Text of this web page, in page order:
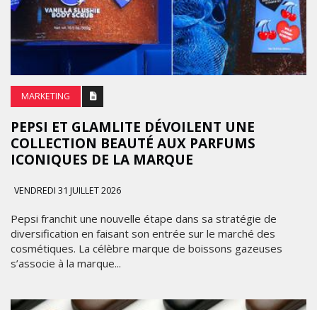
MARKETING
PEPSI ET GLAMLITE DÉVOILENT UNE
COLLECTION BEAUTÉ AUX PARFUMS
ICONIQUES DE LA MARQUE
VENDREDI 31 JUILLET 2026
Pepsi franchit une nouvelle étape dans sa stratégie de
diversification en faisant son entrée sur le marché des
cosmétiques. La célèbre marque de boissons gazeuses
s’associe à la marque...